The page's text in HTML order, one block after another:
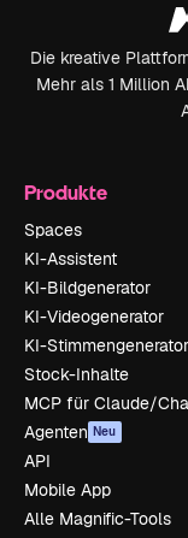
Die kreative
Mehr als 1 Million
Produkte
Spaces
KI-Assistent
KI-Bildgenerator
KI-Videogenerator
KI-Stimmengenerator
Stock-Inhalte
MCP für Claude/
Agenten Neu
API
Mobile App
Alle Magnific-Tools